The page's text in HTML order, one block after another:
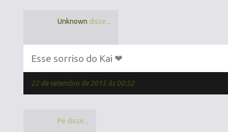
Unknown disse...
Esse sorriso do Kai ❤
22 de setembro de 2015 às 00:52
Pe disse...